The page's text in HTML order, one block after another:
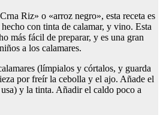
Riz» o «arroz negro», esta receta es
con tinta de calamar, y vino. Esta
más fácil de preparar, y es una gran
a los calamares.
(límpialos y córtalos, y guarda
por freír la cebolla y el ajo. Añade el
y la tinta. Añadir el caldo poco a